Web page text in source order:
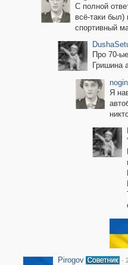
C полной
всё-таки
спортивный
Про 70-
Гришина
Я
Pirogov ·